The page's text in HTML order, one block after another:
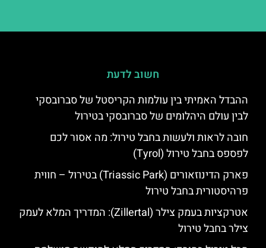
חשוב לדעת
ההבדל האמיתי בין עולמות הקריסטל של סברובסקי
לבין עולם היהלומים של סברובסקי בטירול
חובה לראות ולעשות בחבל טירול: מה אסור לכם
לפספס בחבל טירול (Tyrol)
פארק הדינוזאורים (Triassic Park) בטירול – חווית
פרהיסטורית בחבל טירול
אטרקציות בעמק צילר (Zillertal): המדריך המלא לעמק
צילר בחבל טירול